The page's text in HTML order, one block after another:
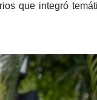
que integró